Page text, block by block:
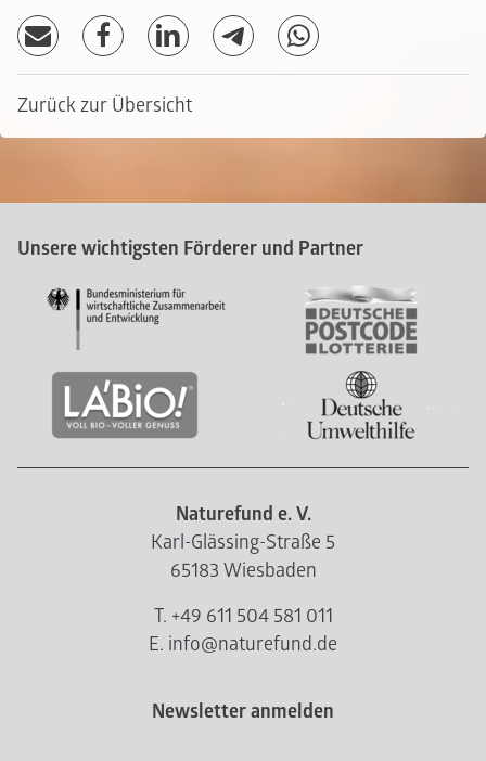
Zurück zur Übersicht
Unsere wichtigsten Förderer und Partner
Naturefund e. V.
Karl-Glässing-Straße 5
65183 Wiesbaden
T. +49 611 504 581 011
E. info@naturefund.de
Newsletter anmelden